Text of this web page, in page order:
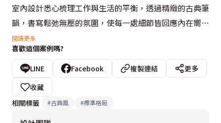
室內設計悉心梳理工作與生活的平衡，透過精緻的古典筆
韻，書寫鬆弛無壓的氛圍，使每一處細節皆回應內在嚮
往，空間如同一面映照自我的澄澈稜鏡，折射出專屬於她
的優雅光譜。
考量單身居所的歸屬感，玄關以繽紛的復古花磚與水晶燈
光影相互輝映，鋪陳出如繁花盛放般的熱鬧景致，溫柔接
閱讀更多
喜歡這個案例嗎?
LINE Facebook 複製連結
更多
收藏
相關標籤
#古典風 #標準格局